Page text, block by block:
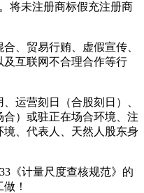
将未注册商标假充注册商
贸易行贿、虚假宣传、
互联网不合理合作等行
营刻日（合股刻日）、
）或驻正在场合环境、注
、代表人、天然人股东身
《计量尺度查核规范》的
！